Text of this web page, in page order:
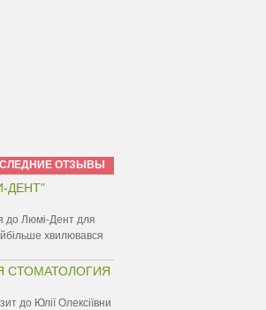
ОТЗЫВЫ
ДЕНТ"
до Люмі-Дент для
хвилювався
СТОМАТОЛОГИЯ
до Юлії Олексіївни